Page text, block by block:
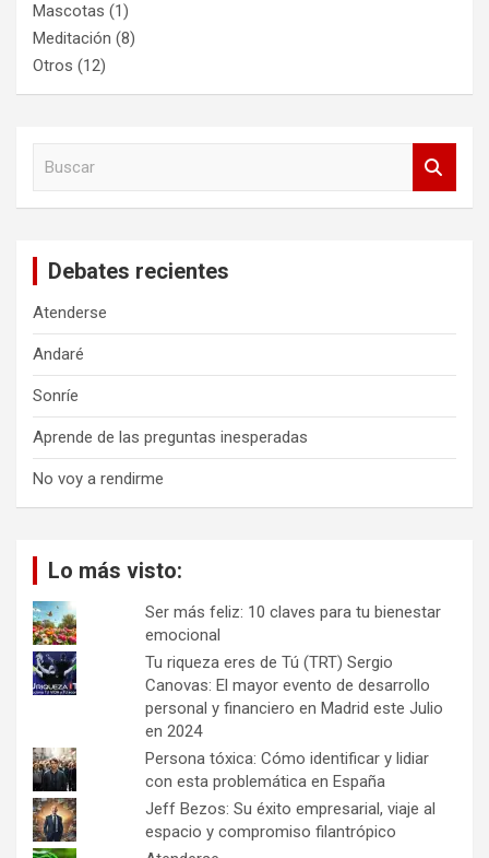
Mascotas (1)
Meditación (8)
Otros (12)
Debates recientes
Atenderse
Andaré
Sonríe
Aprende de las preguntas inesperadas
No voy a rendirme
Lo más visto:
Ser más feliz: 10 claves para tu bienestar
emocional
Tu riqueza eres de Tú (TRT) Sergio
Canovas: El mayor evento de desarrollo
personal y financiero en Madrid este Julio
en 2024
Persona tóxica: Cómo identificar y lidiar
con esta problemática en España
Jeff Bezos: Su éxito empresarial, viaje al
espacio y compromiso filantrópico